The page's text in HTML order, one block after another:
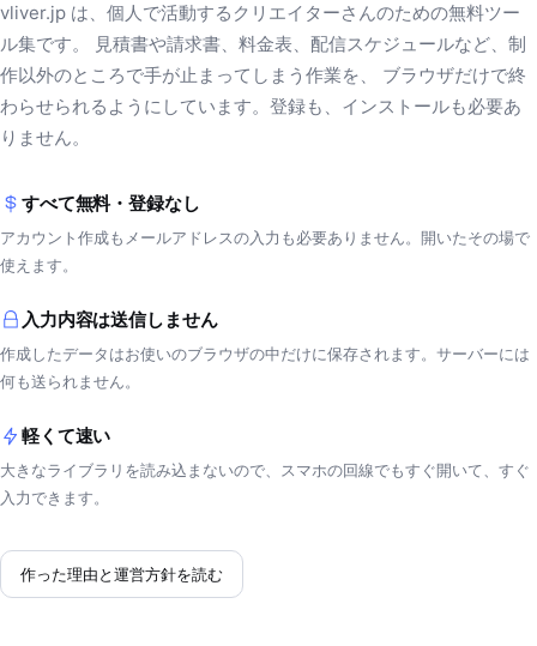
vliver.jp は、個人で活動するクリエイターさんのための無料ツー
ル集です。 見積書や請求書、料金表、配信スケジュールなど、制
作以外のところで手が止まってしまう作業を、 ブラウザだけで終
わらせられるようにしています。登録も、インストールも必要あ
りません。
すべて無料・登録なし
アカウント作成もメールアドレスの入力も必要ありません。開いたその場で
使えます。
入力内容は送信しません
作成したデータはお使いのブラウザの中だけに保存されます。サーバーには
何も送られません。
軽くて速い
大きなライブラリを読み込まないので、スマホの回線でもすぐ開いて、すぐ
入力できます。
作った理由と運営方針を読む